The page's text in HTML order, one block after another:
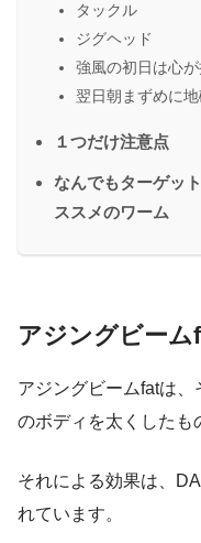
タックル
ジグヘッド
強風の初日は心
翌日朝まずめに
１つだけ注意点
なんでもターゲッ
ススメのワーム
アジングビーム
アジングビームfatは
のボディを太くしたも
それによる効果は、
れています。